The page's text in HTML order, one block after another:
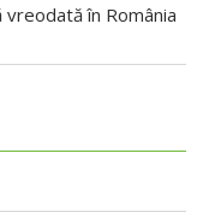
în România